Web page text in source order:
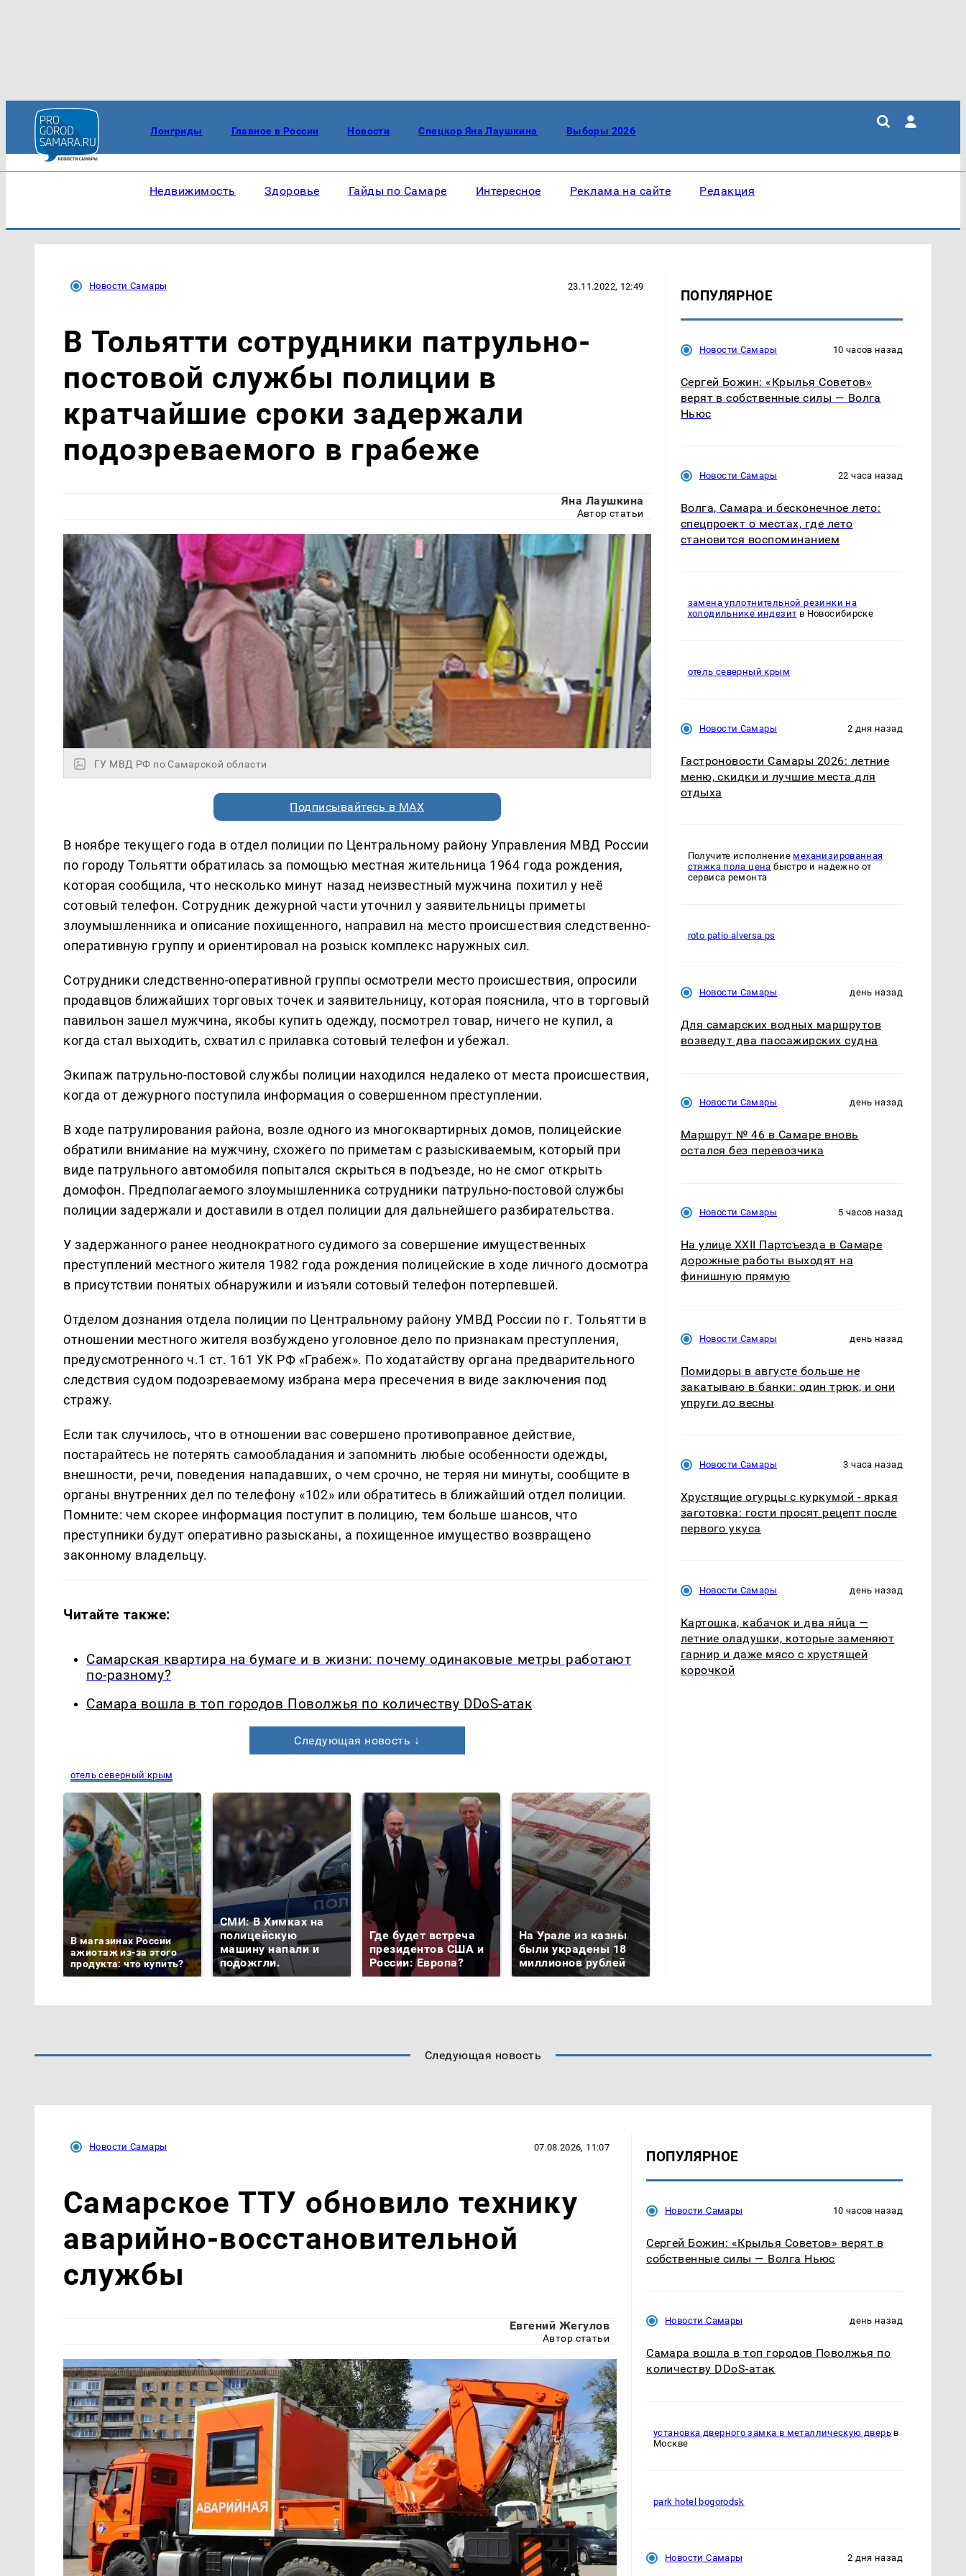
Лонгриды Главное в России Новости Спецкор Яна Лаушкина Выборы 2026
Недвижимость Здоровье Гайды по Самаре Интересное Реклама на сайте Редакция
Новости Самары 23.11.2022, 12:49
В Тольятти сотрудники патрульно-
постовой службы полиции в
кратчайшие сроки задержали
подозреваемого в грабеже
Яна Лаушкина
Автор статьи
ГУ МВД РФ по Самарской области
Подписывайтесь в MAX
В ноябре текущего года в отдел полиции по Центральному району Управления МВД России
по городу Тольятти обратилась за помощью местная жительница 1964 года рождения,
которая сообщила, что несколько минут назад неизвестный мужчина похитил у неё
сотовый телефон. Сотрудник дежурной части уточнил у заявительницы приметы
злоумышленника и описание похищенного, направил на место происшествия следственно-
оперативную группу и ориентировал на розыск комплекс наружных сил.
Сотрудники следственно-оперативной группы осмотрели место происшествия, опросили
продавцов ближайших торговых точек и заявительницу, которая пояснила, что в торговый
павильон зашел мужчина, якобы купить одежду, посмотрел товар, ничего не купил, а
когда стал выходить, схватил с прилавка сотовый телефон и убежал.
Экипаж патрульно-постовой службы полиции находился недалеко от места происшествия,
когда от дежурного поступила информация о совершенном преступлении.
В ходе патрулирования района, возле одного из многоквартирных домов, полицейские
обратили внимание на мужчину, схожего по приметам с разыскиваемым, который при
виде патрульного автомобиля попытался скрыться в подъезде, но не смог открыть
домофон. Предполагаемого злоумышленника сотрудники патрульно-постовой службы
полиции задержали и доставили в отдел полиции для дальнейшего разбирательства.
У задержанного ранее неоднократного судимого за совершение имущественных
преступлений местного жителя 1982 года рождения полицейские в ходе личного досмотра
в присутствии понятых обнаружили и изъяли сотовый телефон потерпевшей.
Отделом дознания отдела полиции по Центральному району УМВД России по г. Тольятти в
отношении местного жителя возбуждено уголовное дело по признакам преступления,
предусмотренного ч.1 ст. 161 УК РФ «Грабеж». По ходатайству органа предварительного
следствия судом подозреваемому избрана мера пресечения в виде заключения под
стражу.
Если так случилось, что в отношении вас совершено противоправное действие,
постарайтесь не потерять самообладания и запомнить любые особенности одежды,
внешности, речи, поведения нападавших, о чем срочно, не теряя ни минуты, сообщите в
органы внутренних дел по телефону «102» или обратитесь в ближайший отдел полиции.
Помните: чем скорее информация поступит в полицию, тем больше шансов, что
преступники будут оперативно разысканы, а похищенное имущество возвращено
законному владельцу.
Читайте также:
Самарская квартира на бумаге и в жизни: почему одинаковые метры работают
по-разному?
Самара вошла в топ городов Поволжья по количеству DDoS-атак
Следующая новость ↓
отель северный крым
В магазинах России
ажиотаж из-за этого
продукта: что купить?
СМИ: В Химках на
полицейскую
машину напали и
подожгли.
Где будет встреча
президентов США и
России: Европа?
На Урале из казны
были украдены 18
миллионов рублей
ПОПУЛЯРНОЕ
Новости Самары 10 часов назад
Сергей Божин: «Крылья Советов»
верят в собственные силы — Волга
Ньюс
Новости Самары 22 часа назад
Волга, Самара и бесконечное лето:
спецпроект о местах, где лето
становится воспоминанием
замена уплотнительной резинки на
холодильнике индезит в Новосибирске
отель северный крым
Новости Самары 2 дня назад
Гастроновости Самары 2026: летние
меню, скидки и лучшие места для
отдыха
Получите исполнение механизированная
стяжка пола цена быстро и надежно от
сервиса ремонта
roto patio alversa ps
Новости Самары день назад
Для самарских водных маршрутов
возведут два пассажирских судна
Новости Самары день назад
Маршрут № 46 в Самаре вновь
остался без перевозчика
Новости Самары 5 часов назад
На улице XXII Партсъезда в Самаре
дорожные работы выходят на
финишную прямую
Новости Самары день назад
Помидоры в августе больше не
закатываю в банки: один трюк, и они
упруги до весны
Новости Самары 3 часа назад
Хрустящие огурцы с куркумой - яркая
заготовка: гости просят рецепт после
первого укуса
Новости Самары день назад
Картошка, кабачок и два яйца —
летние оладушки, которые заменяют
гарнир и даже мясо с хрустящей
корочкой
Следующая новость
Новости Самары 07.08.2026, 11:07
Самарское ТТУ обновило технику
аварийно-восстановительной
службы
Евгений Жегулов
Автор статьи
ПОПУЛЯРНОЕ
Новости Самары 10 часов назад
Сергей Божин: «Крылья Советов» верят в
собственные силы — Волга Ньюс
Новости Самары день назад
Самара вошла в топ городов Поволжья по
количеству DDoS-атак
установка дверного замка в металлическую дверь в
Москве
park hotel bogorodsk
Новости Самары 2 дня назад